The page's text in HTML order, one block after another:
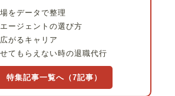
をデータで整理
ージェントの選び方
がるキャリア
てもらえない時の退職代行
特集記事一覧へ（7記事）